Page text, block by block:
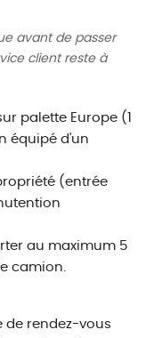
avant de passer
client reste à
palette Europe (1
équipé d'un
(entrée
au maximum 5
camion.
de rendez-vous